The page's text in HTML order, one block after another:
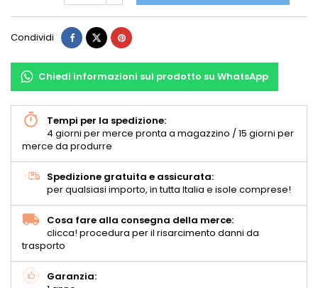
Condividi
Chiedi informazioni sul prodotto su WhatsApp
Tempi per la spedizione:
4 giorni per merce pronta a magazzino / 15 giorni per
merce da produrre
Spedizione gratuita e assicurata:
per qualsiasi importo, in tutta Italia e isole comprese!
Cosa fare alla consegna della merce:
clicca! procedura per il risarcimento danni da
trasporto
Garanzia: